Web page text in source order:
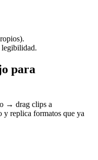
para
→ drag clips a
y replica formatos que ya